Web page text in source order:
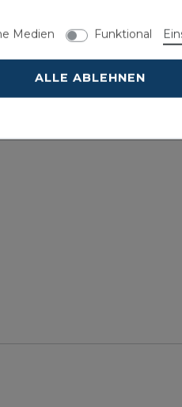
Medien Funktional
ALLE ABLEHNEN